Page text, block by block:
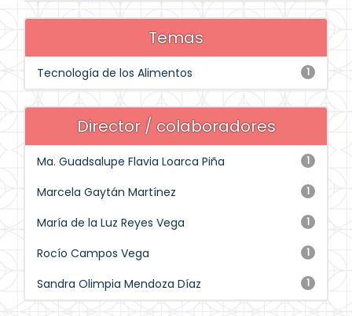
Temas
1
Tecnología de los Alimentos
Director / colaboradores
1
Ma. Guadsalupe Flavia Loarca Piña
1
Marcela Gaytán Martínez
1
María de la Luz Reyes Vega
1
Rocío Campos Vega
1
Sandra Olimpia Mendoza Díaz